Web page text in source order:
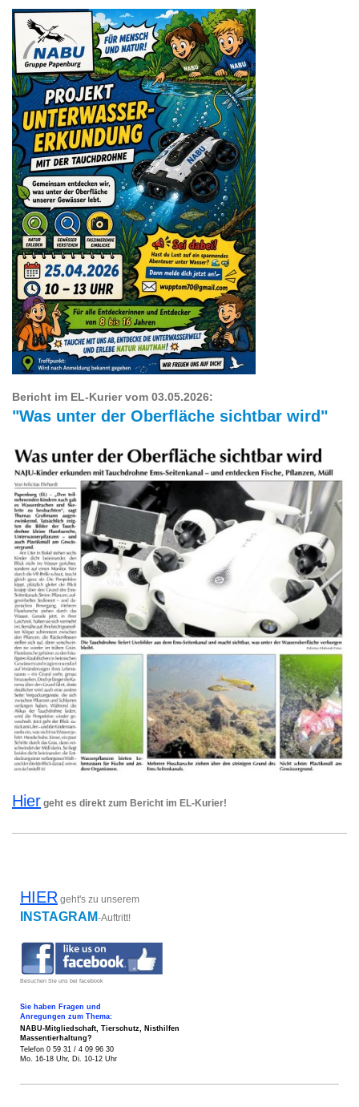
Bericht im EL-Kurier vom 03.05.2026:
"Was unter der Oberfläche sichtbar wird"
Hier geht es direkt zum Bericht im EL-Kurier!
HIER geht's zu unserem
INSTAGRAM-Auftritt!
Besuchen Sie uns bei facebook
Sie haben Fragen und
Anregungen zum Thema:
NABU-Mitgliedschaft, Tierschutz,
Nisthilfen
Massentierhaltung?
Telefon 0 59 31 / 4 09 96 30
Mo. 16-18 Uhr, Di. 10-12 Uhr